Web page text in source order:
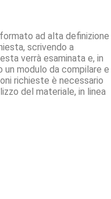
ad alta definizione
scrivendo a
verrà esaminata e, in
un modulo da compilare e
richieste è necessario
del materiale, in linea